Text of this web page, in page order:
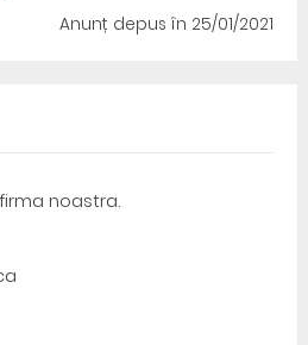
Anunț depusîn 25/01/2021
noastra.